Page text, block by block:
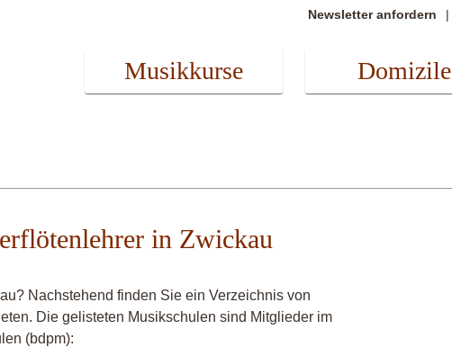
Newsletter anfordern
Musikkurse Domizile
in Zwickau
Nachstehend finden Sie ein Verzeichnis von
Die gelisteten Musikschulen sind Mitglieder im
(bdpm):